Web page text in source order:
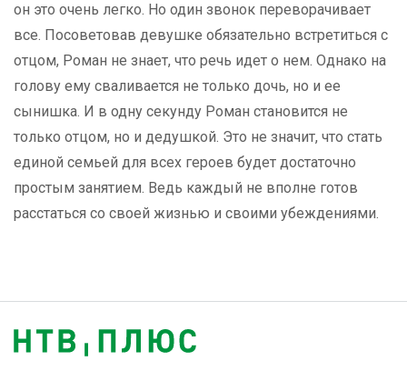
он это очень легко. Но один звонок переворачивает
все. Посоветовав девушке обязательно встретиться с
отцом, Роман не знает, что речь идет о нем. Однако на
голову ему сваливается не только дочь, но и ее
сынишка. И в одну секунду Роман становится не
только отцом, но и дедушкой. Это не значит, что стать
единой семьей для всех героев будет достаточно
простым занятием. Ведь каждый не вполне готов
расстаться со своей жизнью и своими убеждениями.